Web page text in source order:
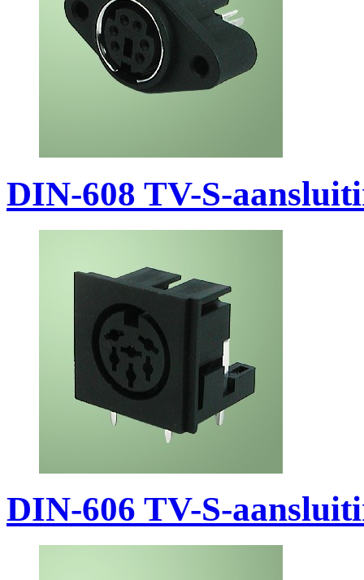
DIN-608 TV-S-
DIN-606 TV-S-